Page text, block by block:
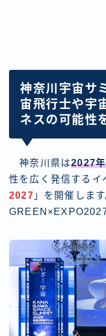
神奈川宇宙サ
宙飛行士や宇
ネスの可能性
神奈川県は2027
性を広く発信するイ
2027 」を開催しま